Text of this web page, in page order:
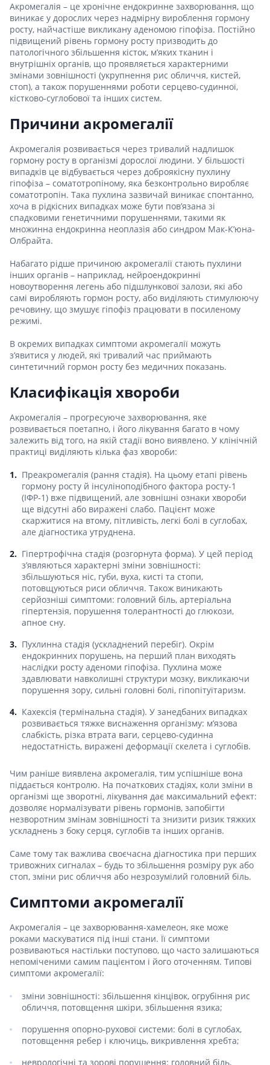
Акромегалія – це хронічне ендокринне захворювання, що
виникає у дорослих через надмірну вироблення гормону
росту, найчастіше викликану аденомою гіпофіза. Постійно
підвищений рівень гормону росту призводить до
патологічного збільшення кісток, м’яких тканин і
внутрішніх органів, що проявляється характерними
змінами зовнішності (укрупнення рис обличчя, кистей,
стоп), а також порушеннями роботи серцево-судинної,
кістково-суглобової та інших систем.
Причини акромегалії
Акромегалія розвивається через тривалий надлишок
гормону росту в організмі дорослої людини. У більшості
випадків це відбувається через доброякісну пухлину
гіпофіза – соматотропіному, яка безконтрольно виробляє
соматотропін. Така пухлина зазвичай виникає спонтанно,
хоча в рідкісних випадках може бути пов’язана зі
спадковими генетичними порушеннями, такими як
множинна ендокринна неоплазія або синдром Мак-К’юна-
Олбрайта.
Набагато рідше причиною акромегалії стають пухлини
інших органів – наприклад, нейроендокринні
новоутворення легень або підшлункової залози, які або
самі виробляють гормон росту, або виділяють стимулюючу
речовину, що змушує гіпофіз працювати в посиленому
режимі.
В окремих випадках симптоми акромегалії можуть
з’явитися у людей, які тривалий час приймають
синтетичний гормон росту без медичних показань.
Класифікація хвороби
Акромегалія – прогресуюче захворювання, яке
розвивається поетапно, і його лікування багато в чому
залежить від того, на якій стадії воно виявлено. У клінічній
практиці виділяють кілька фаз хвороби:
Преакромегалія (рання стадія). На цьому етапі рівень
гормону росту й інсуліноподібного фактора росту-1
(ІФР-1) вже підвищений, але зовнішні ознаки хвороби
ще відсутні або виражені слабо. Пацієнт може
скаржитися на втому, пітливість, легкі болі в суглобах,
але діагностика утруднена.
Гіпертрофічна стадія (розгорнута форма). У цей період
з’являються характерні зміни зовнішності:
збільшуються ніс, губи, вуха, кисті та стопи,
потовщуються риси обличчя. Також виникають
серйозніші симптоми: головний біль, артеріальна
гіпертензія, порушення толерантності до глюкози,
апное сну.
Пухлинна стадія (ускладнений перебіг). Окрім
ендокринних порушень, на перший план виходять
наслідки росту аденоми гіпофіза. Пухлина може
здавлювати навколишні структури мозку, викликаючи
порушення зору, сильні головні болі, гіпопітуїтаризм.
Кахексія (термінальна стадія). У занедбаних випадках
розвивається тяжке виснаження організму: м’язова
слабкість, різка втрата ваги, серцево-судинна
недостатність, виражені деформації скелета і суглобів.
Чим раніше виявлена акромегалія, тим успішніше вона
піддається контролю. На початкових стадіях, коли зміни в
організмі ще зворотні, лікування дає максимальний ефект:
дозволяє нормалізувати рівень гормонів, запобігти
незворотним змінам зовнішності та знизити ризик тяжких
ускладнень з боку серця, суглобів та інших органів.
Саме тому так важлива своєчасна діагностика при перших
тривожних сигналах – будь то збільшення розміру рук або
стоп, зміни рис обличчя або незрозумілий головний біль.
Симптоми акромегалії
Акромегалія – це захворювання-хамелеон, яке може
роками маскуватися під інші стани. Її симптоми
розвиваються настільки поступово, що часто залишаються
непоміченими самим пацієнтом і його оточенням. Типові
симптоми акромегалії:
зміни зовнішності: збільшення кінцівок, огрубіння рис
обличчя, потовщення шкіри, збільшення язика;
порушення опорно-рухової системи: болі в суглобах,
потовщення ребер і ключиць, викривлення хребта;
неврологічні та зорові порушення: головний біль,